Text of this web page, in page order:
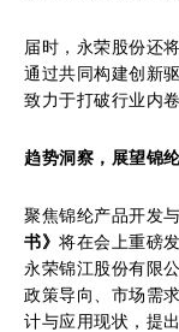
届时，永荣股份还
通过共同构建创新
致力于打破行业内
趋势洞察，展望锦
聚焦锦纶产品开发
书》 将在会上重磅
永荣锦江股份有限
政策导向、市场需
计与应用现状，提